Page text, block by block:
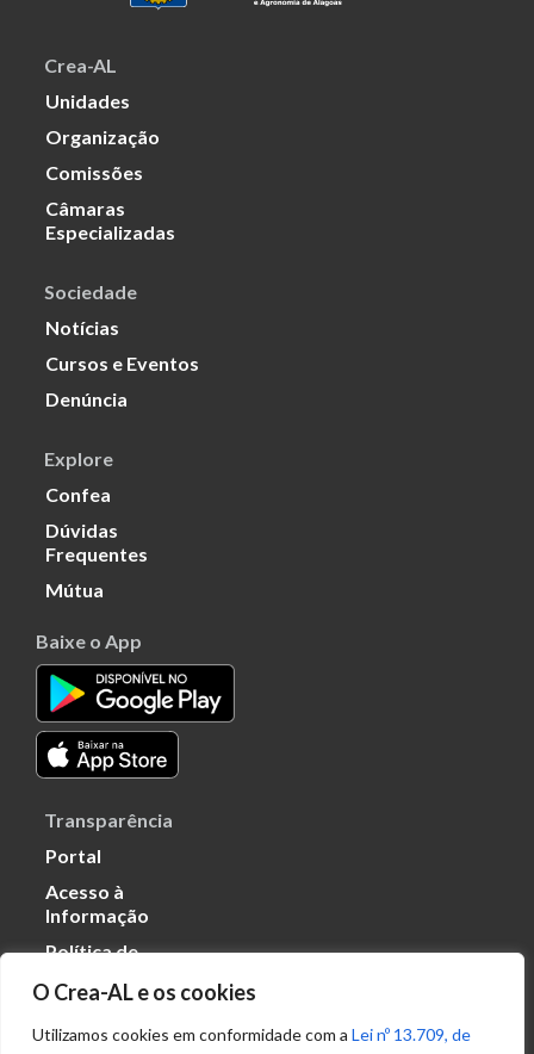
O Crea-AL e os cookies
Utilizamos cookies em conformidade com a Lei nº 13.709, de
Crea-AL
Unidades
Organização
Comissões
Câmaras
Especializadas
Sociedade
Notícias
Cursos e Eventos
Denúncia
Explore
Confea
Dúvidas
Frequentes
Mútua
Baixe o App
Transparência
Portal
Acesso à
Informação
Política de
Dados